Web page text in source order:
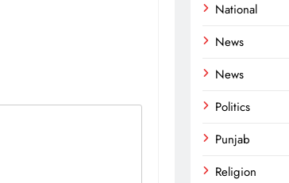
National
News
News
Politics
Punjab
Religion